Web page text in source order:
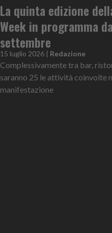
La quinta edizione
Week in programma
settembre
15 luglio 2026 | Redazione
Complessivamente tra bar,
saranno 25 le attività coinvolte
manifestazione